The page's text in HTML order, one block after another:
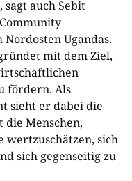
sagt auch Sebit
Ugandas.
mit dem Ziel,
fördern. Als
sieht er dabei die
Menschen,
wertzuschätzen, sich
sich gegenseitig zu